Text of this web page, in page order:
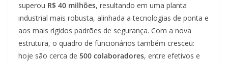
superou R$ 40 milhões, resultando em uma planta
industrial mais robusta, alinhada a tecnologias de ponta e
aos mais rígidos padrões de segurança. Com a nova
estrutura, o quadro de funcionários também cresceu:
hoje são cerca de 500 colaboradores, entre efetivos e